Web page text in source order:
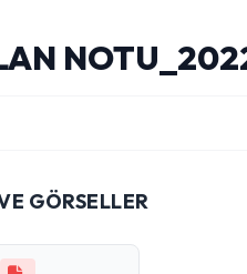
GÖRSELLER